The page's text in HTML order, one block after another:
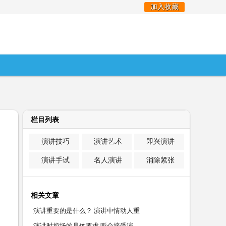
加入收藏
栏目列表
演讲技巧 演讲艺术 即兴演讲
演讲手试 名人演讲 消除紧张
相关文章
演讲重要的是什么？ 演讲中情动人重